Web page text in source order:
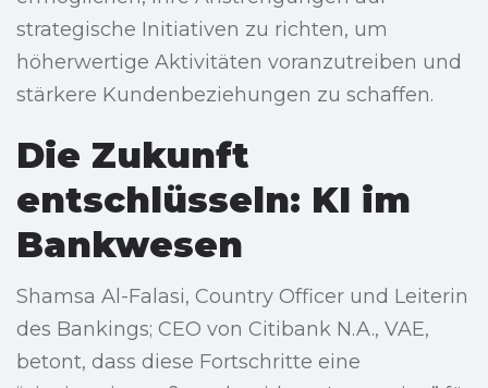
strategische Initiativen zu richten, um
höherwertige Aktivitäten voranzutreiben und
stärkere Kundenbeziehungen zu schaffen.
Die Zukunft
entschlüsseln: KI im
Bankwesen
Shamsa Al-Falasi, Country Officer und Leiterin
des Bankings; CEO von Citibank N.A., VAE,
betont, dass diese Fortschritte eine